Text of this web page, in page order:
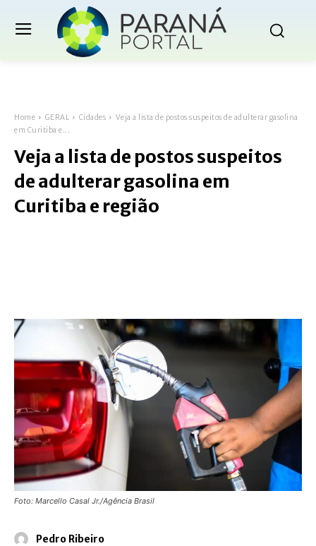
Home GERAL Cidades
Veja a lista de postos suspeitos de adulterar gasolina
em Curitiba e...
Veja a lista de postos suspeitos
de adulterar gasolina em
Curitiba e região
Foto: Marcello Casal Jr./Agência Brasil
Pedro Ribeiro